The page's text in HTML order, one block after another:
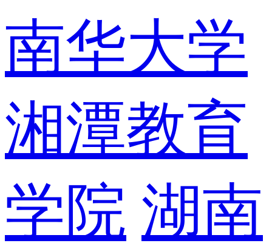
南华大学
湘潭教育
学院 湖南